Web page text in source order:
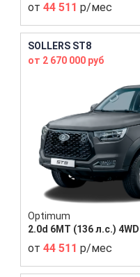
от 44 511 р/мес
SOLLERS ST8
от 2 670 000 руб
Optimum
2.0d 6MT (136 л.с.) 4WD
от 44 511 р/мес